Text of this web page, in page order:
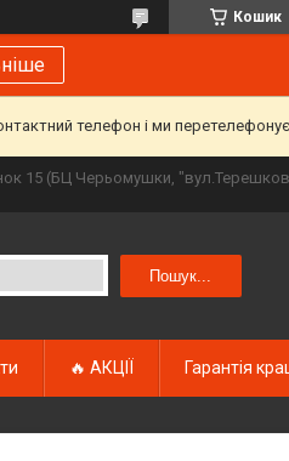
Кошик
телефон і ми
15 (БЦ Черьомушки,
Пошук...
🔥 АКЦІЇ Гарантія